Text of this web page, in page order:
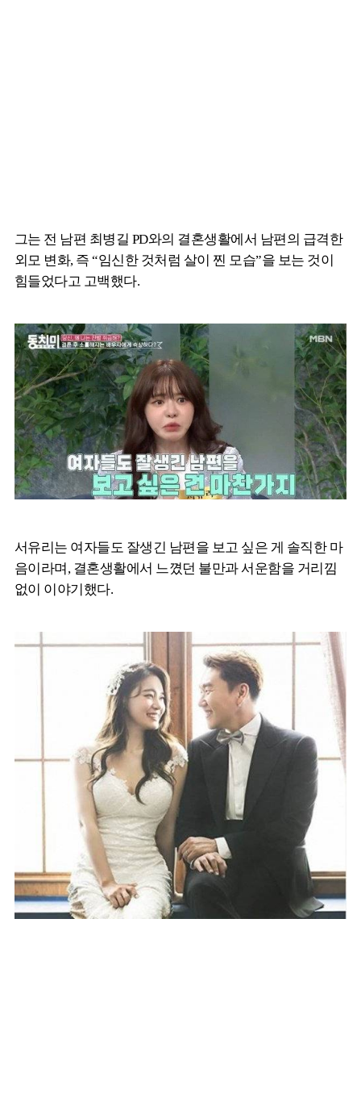
그는 전 남편 최병길 PD와의 결혼생활에서 남편의 급격한
외모 변화, 즉 “임신한 것처럼 살이 찐 모습”을 보는 것이
힘들었다고 고백했다.
서유리는 여자들도 잘생긴 남편을 보고 싶은 게 솔직한 마
음이라며, 결혼생활에서 느꼈던 불만과 서운함을 거리낌
없이 이야기했다.